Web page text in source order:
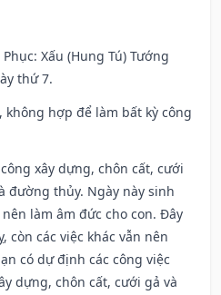
Xấu (Hung Tú) Tướng
thứ 7.
không hợp để làm bất kỳ công
xây dựng, chôn cất, cưới
đường thủy. Ngày này sinh
làm âm đức cho con. Đây
còn các việc khác vẫn nên
có dự định các công việc
dựng, chôn cất, cưới gả và